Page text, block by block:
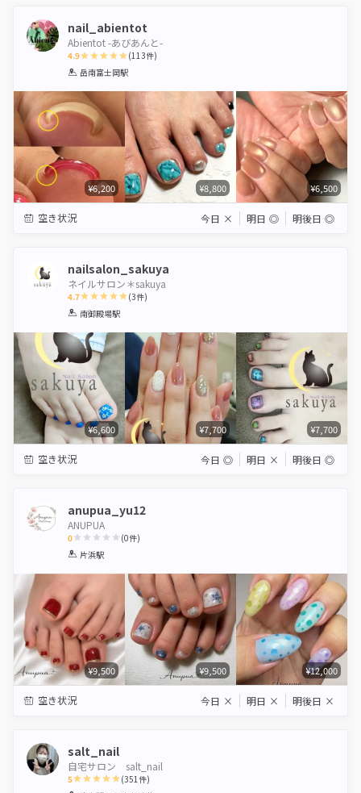
nail_abientot
Abientot -あびあんと-
4.9
1 2 3 4 5
(113件)
岳南富士岡駅
¥6,200 ¥8,800 ¥6,500
空き状況 今日 × 明日 ◎ 明後日 ◎
nailsalon_sakuya
ネイルサロン＊sakuya
4.7
1 2 3 4 5
(3件)
南御殿場駅
¥6,600 ¥7,700 ¥7,700
空き状況 今日 ◎ 明日 × 明後日 ◎
anupua_yu12
ANUPUA
0
1 2 3 4
(0件)
片浜駅
¥9,500 ¥9,500 ¥12,000
空き状況 今日 × 明日 × 明後日 ×
salt_nail
自宅サロン salt_nail
5 (351件)